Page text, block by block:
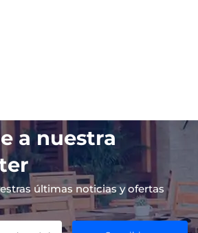
a nuestra
últimas noticias y ofertas